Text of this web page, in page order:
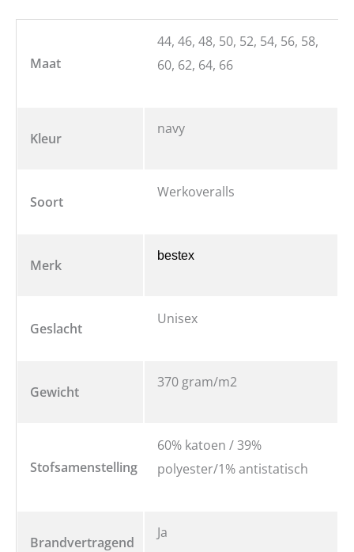
Maat
44, 46, 48, 50, 52, 54, 56, 58,
60, 62, 64, 66
Kleur
navy
Soort
Werkoveralls
Merk
bestex
Geslacht
Unisex
Gewicht
370 gram/m2
Stofsamenstelling
60% katoen / 39%
polyester/1% antistatisch
Brandvertragend
Ja